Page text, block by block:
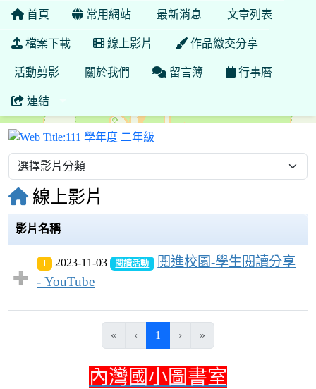
首頁 常用網站 最新消息 文章列表
檔案下載 線上影片 作品繳交分享
活動剪影 關於我們 留言簿 行事曆
連結
線上影片
影片名稱
1 2023-11-03 閱讀活動
閱進校園-學生閱讀分享
- YouTube
« ‹ 1 (目前頁次)
› »
內灣國小圖書室